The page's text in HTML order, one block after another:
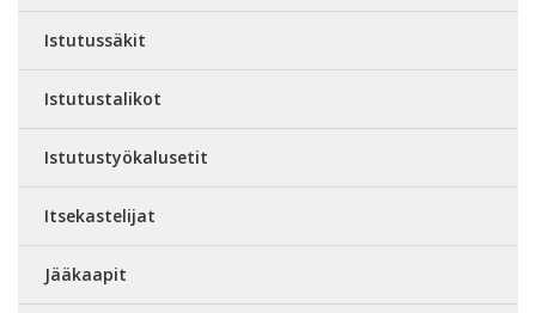
Istutussäkit
Istutustalikot
Istutustyökalusetit
Itsekastelijat
Jääkaapit